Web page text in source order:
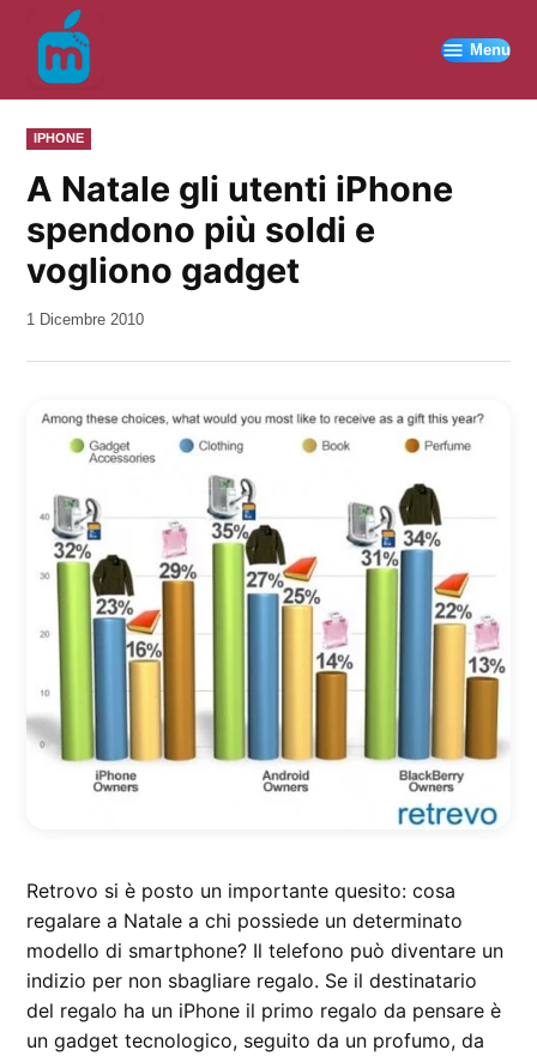
contenuto
Menu
PUBBLICATO
IN
IPHONE
A Natale gli utenti iPhone
spendono più soldi e
vogliono gadget
da
1 Dicembre 2010
Retrovo si è posto un importante quesito: cosa
regalare a Natale a chi possiede un determinato
modello di smartphone? Il telefono può diventare un
indizio per non sbagliare regalo. Se il destinatario
del regalo ha un iPhone il primo regalo da pensare è
un gadget tecnologico, seguito da un profumo, da